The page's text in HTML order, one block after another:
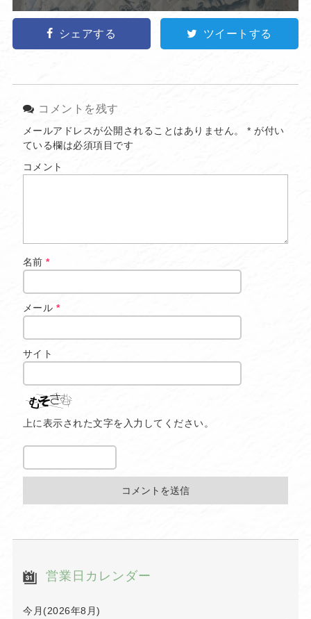
シェアする ツイートする
コメントを残す
メールアドレスが公開されることはありません。 * が付い
ている欄は必須項目です
コメント
名前*
メール *
サイト
上に表示された文字を入力してください。
営業日カレンダー
今月(2026年8月)